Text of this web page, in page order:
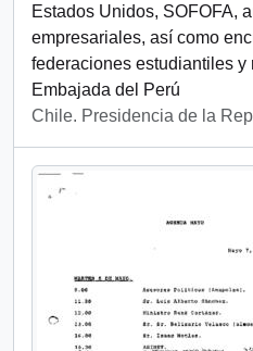
Estados Unidos, SOFOFA,
empresariales, así como
federaciones estudiantiles y
Embajada del Perú
Chile. Presidencia de la